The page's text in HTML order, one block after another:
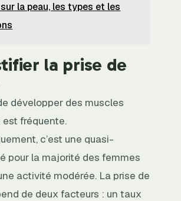
la peau, les types et les
la prise de
développer des muscles
fréquente.
c’est une quasi-
pour la majorité des femmes
activité modérée. La prise de
de deux facteurs : un taux